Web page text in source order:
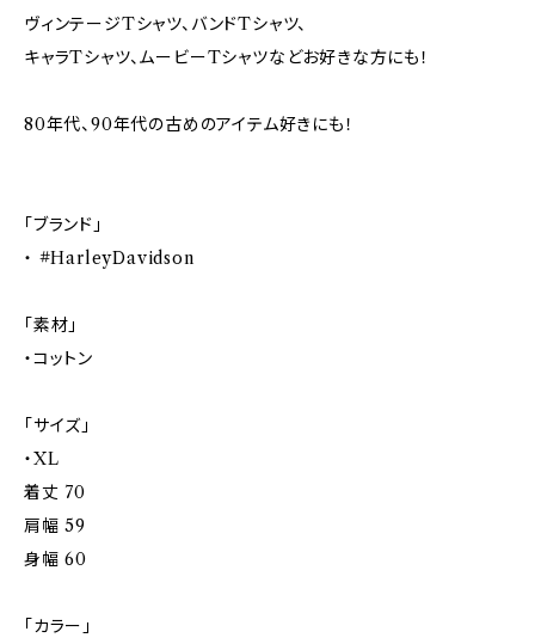
ヴィンテージTシャツ、バンドTシャツ、
キャラTシャツ、ムービーTシャツなどお好きな方にも！
80年代、90年代の古めのアイテム好きにも！
「ブランド」
・ #HarleyDavidson
「素材」
・コットン
「サイズ」
・XL
着丈 70
肩幅 59
身幅 60
「カラー」